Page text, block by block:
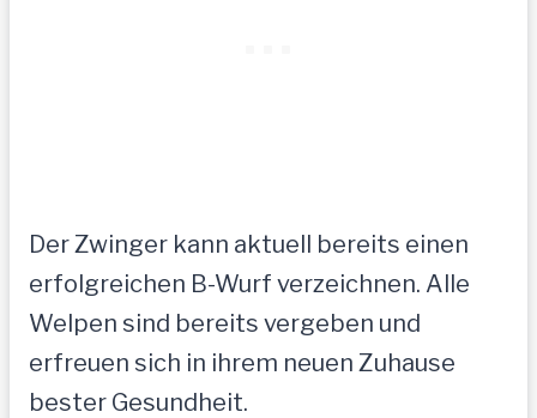
Der Zwinger kann aktuell bereits einen
erfolgreichen B-Wurf verzeichnen. Alle
Welpen sind bereits vergeben und
erfreuen sich in ihrem neuen Zuhause
bester Gesundheit.